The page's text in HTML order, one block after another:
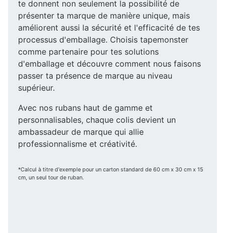
te donnent non seulement la possibilité de
présenter ta marque de manière unique, mais
améliorent aussi la sécurité et l'efficacité de tes
processus d'emballage. Choisis tapemonster
comme partenaire pour tes solutions
d'emballage et découvre comment nous faisons
passer ta présence de marque au niveau
supérieur.
Avec nos rubans haut de gamme et
personnalisables, chaque colis devient un
ambassadeur de marque qui allie
professionnalisme et créativité.
*Calcul à titre d'exemple pour un carton standard de 60 cm x 30 cm x 15
cm, un seul tour de ruban.